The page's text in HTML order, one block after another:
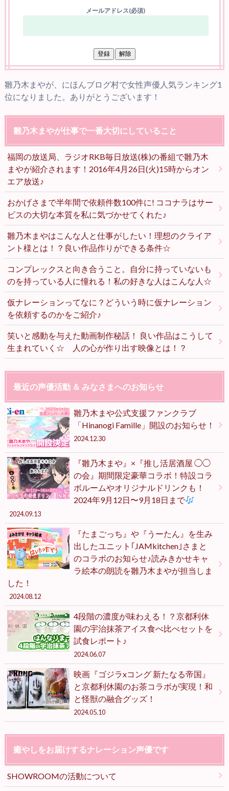
メールアドレス(必須)
雛乃木まやが、にほんブログ村で女性声優人気ランキング1
位になりました。ありがとうございます！
雛乃木まやが仕事で一番大切にしていること
福岡の放送局、ラジオRKB毎日放送(株)の番組で雛乃木
まやが紹介されます！2016年4月26日(火)15時からオン
エア放送♪
おかげさまで半年間で依頼件数100件に! ココナラはサー
ビスの大切な本質を私に気づかせてくれた♪
雛乃木まやはこんな人と仕事がしたい！理想のクライア
ント様とは！？良い作品作りができる条件☆
コンプレックスと向き合うこと。自分に持っていないも
のを持っている人に憧れる！私の好きな人はこんな人☆
仮ナレーションってなに？どういう時に仮ナレーション
を依頼するのかをご紹介♪
笑いと感動を与えた動画制作秘話！ 良い作品はこうして
生まれていく☆ 人の心が作り出す映像とは！？
最近の声優活動 ＆ みなさまへのお知らせ
雛乃木まや公式支援ファンクラブ
「Hinanogi Famille」開設のお知らせ！
2024.12.30
『雛乃木まや』×『推し活居酒屋 ◯◯
の会』期間限定豪華コラボ！特設コラ
ボルームやオリジナルドリンクも！
2024年9月12日〜9月18日まで
2024.09.13
『たまごっち』や『うーたん』を生み
出したユニット｢JAMkitchen｣さまと
のコラボのお知らせ♪読みきかせキャ
ラ絵本の朗読を雛乃木まやが担当しま
した！
2024.08.12
4段階の濃度が味わえる！？京都利休
園の宇治抹茶アイス食べ比べセットを
試食レポート♪
2024.06.07
映画『ゴジラxコング 新たなる帝国』
と京都利休園のお茶コラボが実現！和
と怪獣の融合グッズ！
2024.05.10
癒やしをお届けするナレーション声優です
SHOWROOMの活動について